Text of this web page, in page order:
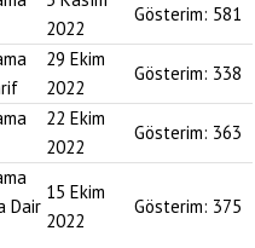
2022
Gösterim: 581
29 Ekim
2022
Gösterim: 338
22 Ekim
2022
Gösterim: 363
Dair
15 Ekim
2022
Gösterim: 375